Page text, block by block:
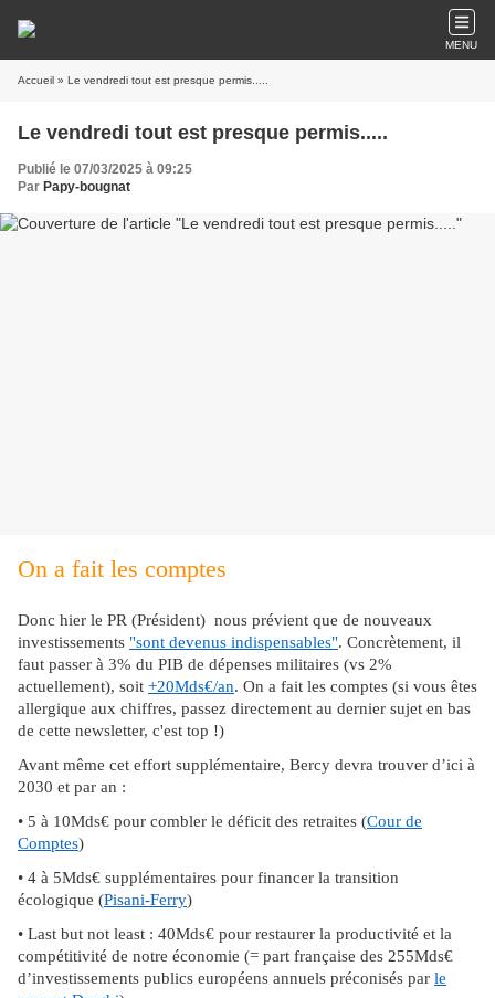
MENU
Accueil » Le vendredi tout est presque permis.....
Le vendredi tout est presque permis.....
Publié le 07/03/2025 à 09:25
Par Papy-bougnat
On a fait les comptes
Donc hier le PR (Président) nous prévient que de nouveaux
investissements "sont devenus indispensables". Concrètement, il
faut passer à 3% du PIB de dépenses militaires (vs 2%
actuellement), soit +20Mds€/an. On a fait les comptes (si vous êtes
allergique aux chiffres, passez directement au dernier sujet en bas
de cette newsletter, c'est top !)
Avant même cet effort supplémentaire, Bercy devra trouver d’ici à
2030 et par an :
• 5 à 10Mds€ pour combler le déficit des retraites (Cour de
Comptes)
• 4 à 5Mds€ supplémentaires pour financer la transition
écologique (Pisani-Ferry)
• Last but not least : 40Mds€ pour restaurer la productivité et la
compétitivité de notre économie (= part française des 255Mds€
d’investissements publics européens annuels préconisés par le